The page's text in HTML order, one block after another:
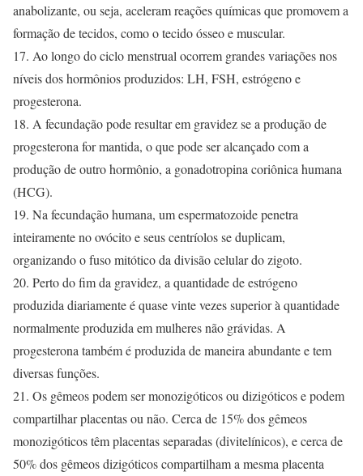
anabolizante, ou seja, aceleram reações químicas que promovem a
formação de tecidos, como o tecido ósseo e muscular.
17. Ao longo do ciclo menstrual ocorrem grandes variações nos
níveis dos hormônios produzidos: LH, FSH, estrógeno e
progesterona.
18. A fecundação pode resultar em gravidez se a produção de
progesterona for mantida, o que pode ser alcançado com a
produção de outro hormônio, a gonadotropina coriônica humana
(HCG).
19. Na fecundação humana, um espermatozoide penetra
inteiramente no ovócito e seus centríolos se duplicam,
organizando o fuso mitótico da divisão celular do zigoto.
20. Perto do fim da gravidez, a quantidade de estrógeno
produzida diariamente é quase vinte vezes superior à quantidade
normalmente produzida em mulheres não grávidas. A
progesterona também é produzida de maneira abundante e tem
diversas funções.
21. Os gêmeos podem ser monozigóticos ou dizigóticos e podem
compartilhar placentas ou não. Cerca de 15% dos gêmeos
monozigóticos têm placentas separadas (divitelínicos), e cerca de
50% dos gêmeos dizigóticos compartilham a mesma placenta